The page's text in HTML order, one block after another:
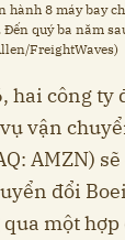
hành 8 máy bay
. Đến quý ba năm
FreightWaves)
hai công ty
vận
AMZN)
đổi
một